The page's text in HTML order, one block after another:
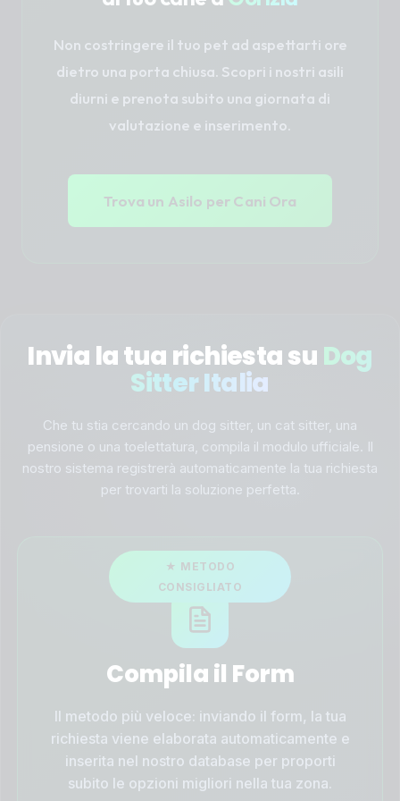
Non costringere il tuo pet ad aspettarti ore
dietro una porta chiusa. Scopri i nostri asili
diurni e prenota subito una giornata di
valutazione e inserimento.
Trova un Asilo per Cani Ora
Invia la tua richiesta su Dog
Sitter Italia
Che tu stia cercando un dog sitter, un cat sitter, una
pensione o una toelettatura, compila il modulo ufficiale. Il
nostro sistema registrerà automaticamente la tua richiesta
per trovarti la soluzione perfetta.
Compila il Form
Il metodo più veloce: inviando il form, la tua
richiesta viene elaborata automaticamente e
inserita nel nostro database per proporti
subito le opzioni migliori nella tua zona.